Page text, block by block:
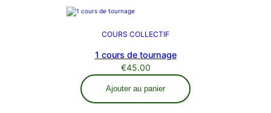
COURS COLLECTIF
1 cours de tournage
€45.00
Ajouter au panier